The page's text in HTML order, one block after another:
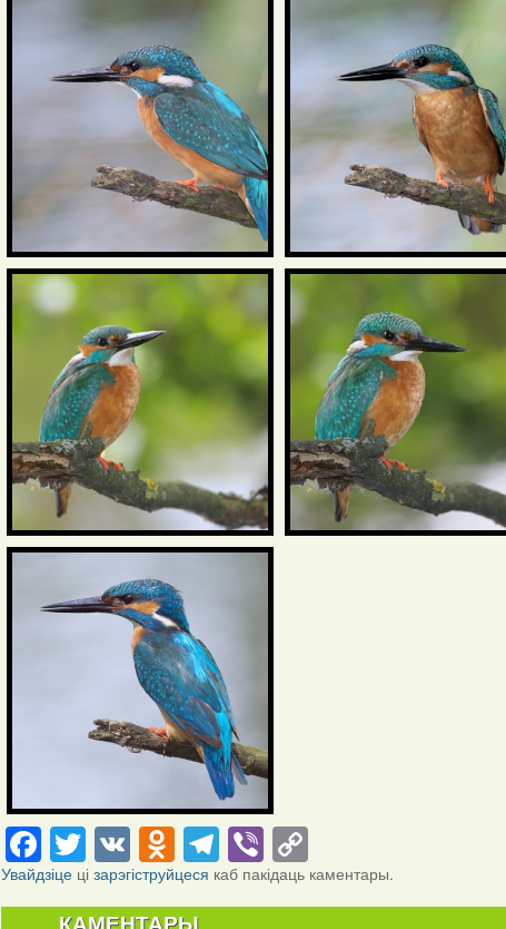
Facebook
Twitter
VKOdnoklassniki
Telegram
Viber
Link
Увайдзіце цізарэгіструйцеся каб пакідаць каментары.
КАМЕНТАРЫ